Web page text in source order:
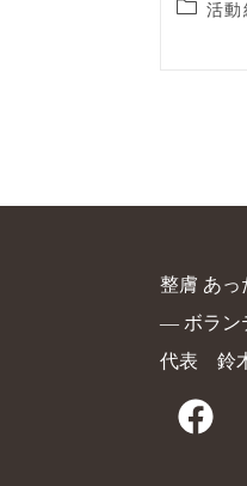
活動
整膚 あっ
― ボラン
代表 鈴